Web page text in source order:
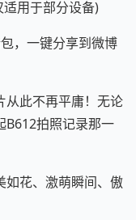
用于部分设备)
，一键分享到微博
从此不再平庸！无论
B612拍照记录那一
如花、激萌瞬间、傲